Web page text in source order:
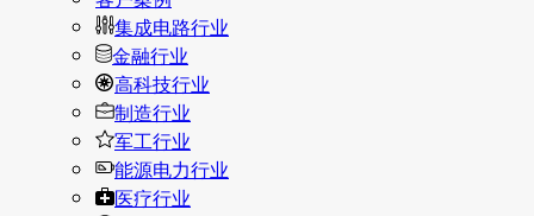
集成电路行业
金融行业
高科技行业
制造行业
军工行业
能源电力行业
医疗行业